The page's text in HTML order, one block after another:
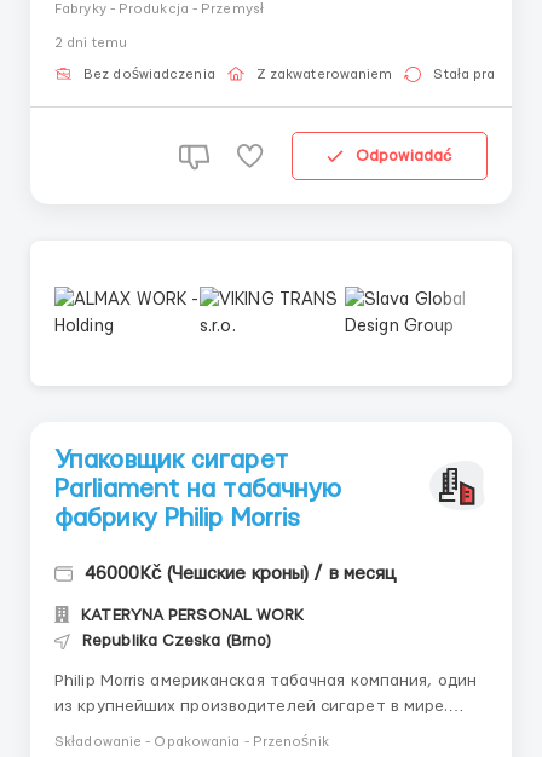
180. 📜 **ОБОВ'ЯЗКИ** ◈ Оператор вихідного
контролю - оцінка якості плати. 🏠
Fabryky - Produkcja - Przemysł
2 dni temu
Bez doświadczenia Z zakwaterowaniem Stała praca
Odpowiadać
Упаковщик сигарет
Parliament на табачную
фабрику Philip Morris
46000Kč (Чешские кроны) / в месяц
KATERYNA PERSONAL WORK
Republika Czeska (Brno)
Philip Morris американская табачная компания, один
из крупнейших производителей сигарет в мире.
Сейчас идет набор на упаковку, сортировку готовой
Składowanie - Opakowania - Przenośnik